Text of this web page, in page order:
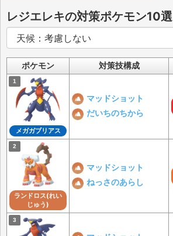
レジエレキの対策ポケモン10選
ポケモン 対策技構成
メガガブリアス
マッドショット
だいちのちから
ランドロス(れい
じゅう)
マッドショット
ねっさのあらし